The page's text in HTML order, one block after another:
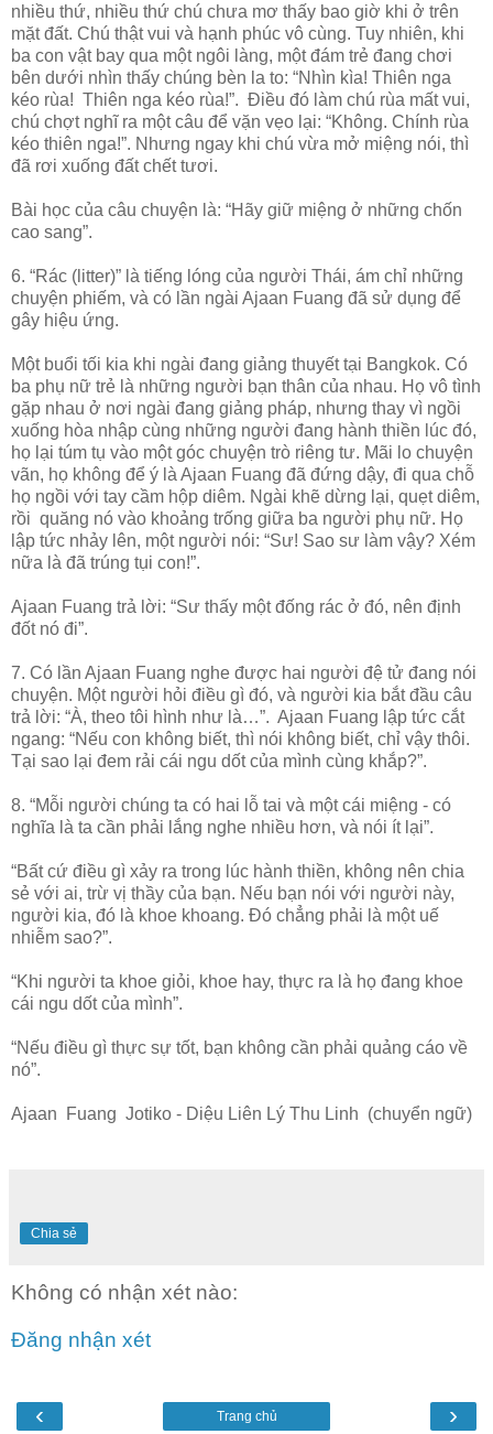
nhiều thứ, nhiều thứ chú chưa mơ thấy bao giờ khi ở trên
mặt đất. Chú thật vui và hạnh phúc vô cùng. Tuy nhiên, khi
ba con vật bay qua một ngôi làng, một đám trẻ đang chơi
bên dưới nhìn thấy chúng bèn la to: “Nhìn kìa! Thiên nga
kéo rùa! Thiên nga kéo rùa!”. Điều đó làm chú rùa mất vui,
chú chợt nghĩ ra một câu để vặn vẹo lại: “Không. Chính rùa
kéo thiên nga!”. Nhưng ngay khi chú vừa mở miệng nói, thì
đã rơi xuống đất chết tươi.
Bài học của câu chuyện là: “Hãy giữ miệng ở những chốn
cao sang”.
6. “Rác (litter)” là tiếng lóng của người Thái, ám chỉ những
chuyện phiếm, và có lần ngài Ajaan Fuang đã sử dụng để
gây hiệu ứng.
Một buổi tối kia khi ngài đang giảng thuyết tại Bangkok. Có
ba phụ nữ trẻ là những người bạn thân của nhau. Họ vô tình
gặp nhau ở nơi ngài đang giảng pháp, nhưng thay vì ngồi
xuống hòa nhập cùng những người đang hành thiền lúc đó,
họ lại túm tụ vào một góc chuyện trò riêng tư. Mãi lo chuyện
vãn, họ không để ý là Ajaan Fuang đã đứng dậy, đi qua chỗ
họ ngồi với tay cầm hộp diêm. Ngài khẽ dừng lại, quẹt diêm,
rồi quăng nó vào khoảng trống giữa ba người phụ nữ. Họ
lập tức nhảy lên, một người nói: “Sư! Sao sư làm vậy? Xém
nữa là đã trúng tụi con!”.
Ajaan Fuang trả lời: “Sư thấy một đống rác ở đó, nên định
đốt nó đi”.
7. Có lần Ajaan Fuang nghe được hai người đệ tử đang nói
chuyện. Một người hỏi điều gì đó, và người kia bắt đầu câu
trả lời: “À, theo tôi hình như là…”. Ajaan Fuang lập tức cắt
ngang: “Nếu con không biết, thì nói không biết, chỉ vậy thôi.
Tại sao lại đem rải cái ngu dốt của mình cùng khắp?”.
8. “Mỗi người chúng ta có hai lỗ tai và một cái miệng - có
nghĩa là ta cần phải lắng nghe nhiều hơn, và nói ít lại”.
“Bất cứ điều gì xảy ra trong lúc hành thiền, không nên chia
sẻ với ai, trừ vị thầy của bạn. Nếu bạn nói với người này,
người kia, đó là khoe khoang. Đó chẳng phải là một uế
nhiễm sao?”.
“Khi người ta khoe giỏi, khoe hay, thực ra là họ đang khoe
cái ngu dốt của mình”.
“Nếu điều gì thực sự tốt, bạn không cần phải quảng cáo về
nó”.
Ajaan Fuang Jotiko - Diệu Liên Lý Thu Linh (chuyển ngữ)
Chia sẻ
Không có nhận xét nào:
Đăng nhận xét
‹ ›
Trang chủ